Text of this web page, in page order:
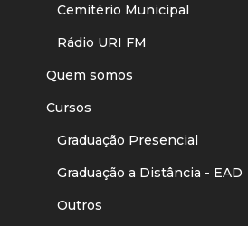
Cemitério Municipal
Rádio URI FM
Quem somos
Cursos
Graduação Presencial
Graduação a Distância - EAD
Outros